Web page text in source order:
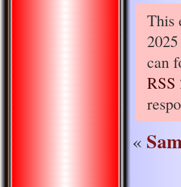
This
can
RSS
«